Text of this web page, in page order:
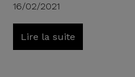
16/02/2021
Lire la suite